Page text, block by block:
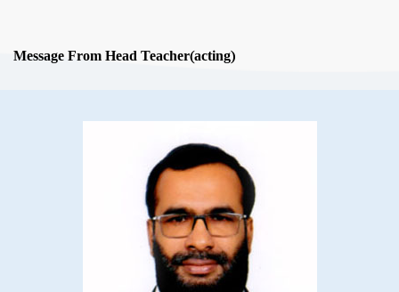
Message From Head Teacher(acting)